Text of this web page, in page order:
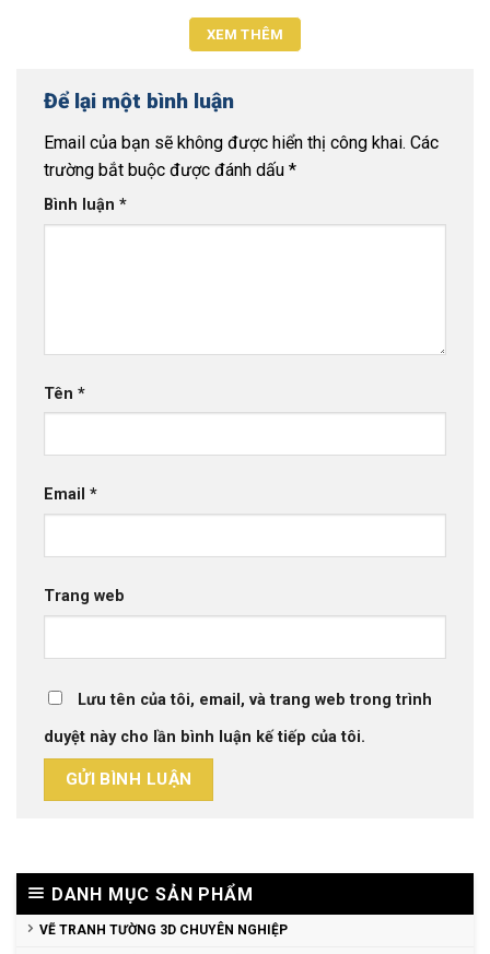
XEM THÊM
Để lại một bình luận
Email của bạn sẽ không được hiển thị công khai. Các
trường bắt buộc được đánh dấu *
Bình luận *
Tên *
Email *
Trang web
Lưu tên của tôi, email, và trang web trong trình
duyệt này cho lần bình luận kế tiếp của tôi.
DANH MỤC SẢN PHẨM
VẼ TRANH TƯỜNG 3D CHUYÊN NGHIỆP